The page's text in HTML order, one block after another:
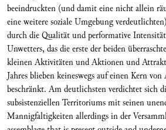
beeindruckten (und damit eine nicht allein
eine weitere soziale Umgebung
durch die Qualität und performative
Unwetters, das die erste der beiden
kleinen Aktivitäten und Aktionen und
Jahres blieben keineswegs auf einen Kern
beschränkt. Am deutlichsten verdichtet sich
subsistenziellen Territoriums mit seinen
Mannigfaltigkeiten allerdings in der